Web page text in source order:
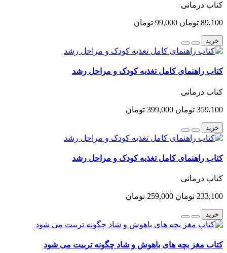
کتاب درمانی
89,100 تومان 99,000 تومان
خرید
کتاب راهنمای کامل تغذیه کودک و مراحل رشد
کتاب درمانی
359,100 تومان 399,000 تومان
خرید
کتاب راهنمای کامل تغذیه کودک و مراحل رشد
کتاب درمانی
233,100 تومان 259,000 تومان
خرید
کتاب مغز بچه های باهوش و شاد چگونه تربیت می شود